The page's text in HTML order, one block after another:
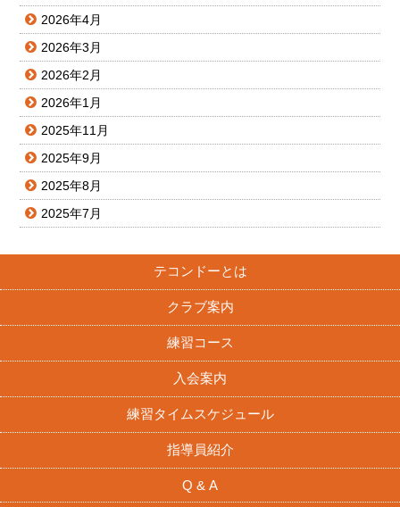
2026年4月
2026年3月
2026年2月
2026年1月
2025年11月
2025年9月
2025年8月
2025年7月
テコンドーとは
クラブ案内
練習コース
入会案内
練習タイムスケジュール
指導員紹介
Q & A